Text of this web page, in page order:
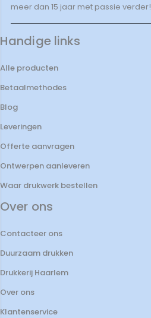
meer dan 15 jaar met passie verder!
Handige links
Alle producten
Betaalmethodes
Blog
Leveringen
Offerte aanvragen
Ontwerpen aanleveren
Waar drukwerk bestellen
Over ons
Contacteer ons
Duurzaam drukken
Drukkerij Haarlem
Over ons
Klantenservice